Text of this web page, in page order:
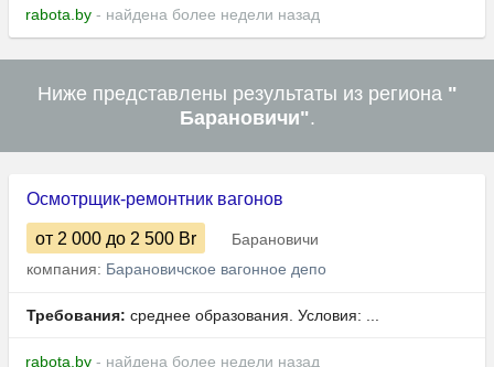
rabota.by - найдена более недели назад
Ниже представлены результаты из региона "
Барановичи".
Осмотрщик-ремонтник вагонов
от 2 000 до 2 500 Br
Барановичи
компания: Барановичское вагонное депо
Требования: среднее образования. Условия: ...
rabota.by - найдена более недели назад